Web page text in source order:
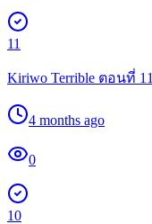
11
Kiriwo Terrible ตอนที่ 11
4 months ago
0
10